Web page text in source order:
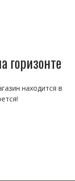
горизонте
находится в